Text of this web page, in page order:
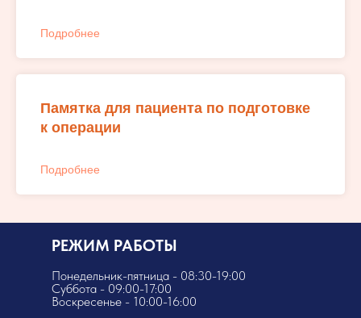
Подробнее
Памятка для пациента по подготовке
к операции
Подробнее
РЕЖИМ РАБОТЫ
Понедельник-пятница - 08:30-19:00
Суббота - 09:00-17:00
Воскресенье - 10:00-16:00